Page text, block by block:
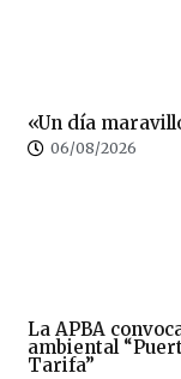
«Un día
06/08/2026
La APBA
ambiental
Tarifa”